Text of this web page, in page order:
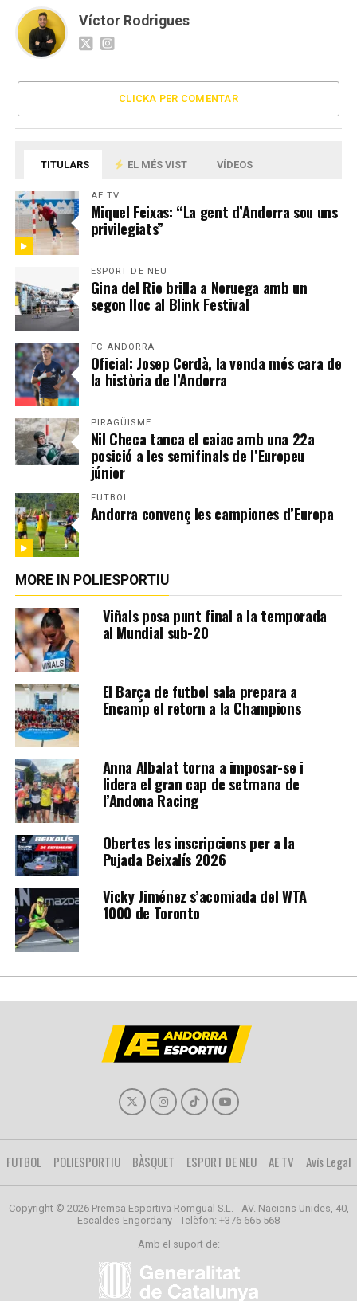
Víctor Rodrigues
CLICKA PER COMENTAR
TITULARS EL MÉS VIST VÍDEOS
AE TV
Miquel Feixas: “La gent d’Andorra sou uns
privilegiats”
ESPORT DE NEU
Gina del Rio brilla a Noruega amb un
segon lloc al Blink Festival
FC ANDORRA
Oficial: Josep Cerdà, la venda més cara de
la història de l’Andorra
PIRAGÜISME
Nil Checa tanca el caiac amb una 22a
posició a les semifinals de l’Europeu
júnior
FUTBOL
Andorra convenç les campiones d’Europa
MORE IN POLIESPORTIU
Viñals posa punt final a la temporada
al Mundial sub-20
El Barça de futbol sala prepara a
Encamp el retorn a la Champions
Anna Albalat torna a imposar-se i
lidera el gran cap de setmana de
l’Andona Racing
Obertes les inscripcions per a la
Pujada Beixalís 2026
Vicky Jiménez s’acomiada del WTA
1000 de Toronto
FUTBOL POLIESPORTIU BÀSQUET ESPORT DE NEU AE TV Avís Legal
Copyright © 2026 Premsa Esportiva Romgual S.L. - AV. Nacions Unides, 40,
Escaldes-Engordany - Telèfon: +376 665 568
Amb el suport de: